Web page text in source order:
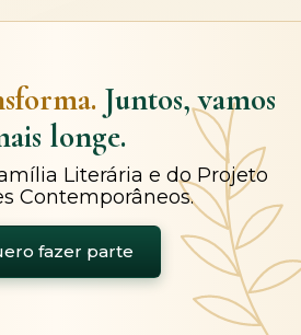
Juntos, vamos
longe.
Literária e do Projeto
Contemporâneos.
fazer parte